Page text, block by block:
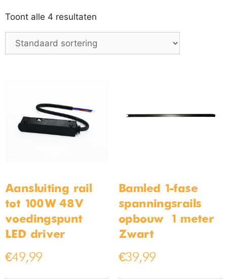
Toont alle 4 resultaten
Aansluiting rail
tot 100W 48V
voedingspunt –
LED driver
€49,99
Bamled 1-fase
spanningsrails –
opbouw – 1 meter –
Zwart
€39,99